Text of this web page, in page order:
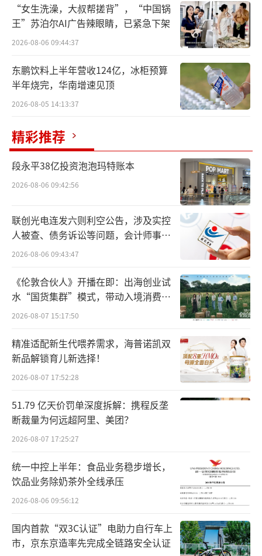
7月5日晚间，石药景峰披露公告称，公司
股票于7月2日、3日连续2个交易日收盘价格涨
幅偏离值累计达23.21%。公司表示，公司、控
股股东和实际控制人不存在关于公司应披露而
未披露的重大事项，也不存在处于筹划阶段的
重大事项。值得一提的是，公司的证券简称刚
刚于7月2日由“景峰医药”变更为“石药景
峰”。
据北京商报记者不完全统计，7月3日晚
间，科伦药业、迪哲医药、泽璟制药、艾力
斯、汇宇制药等多只医药股发布股价异动公
告。
交易行情显示，科伦药业在7月1日至3日连
续3个交易日收盘价格涨幅偏离值累计达到2
0%；迪哲医药、泽璟制药、艾力斯、汇宇制药
在7月1日至3日连续3个交易日收盘价格涨幅偏
离值累计达到30%，且均表示不存在应披露而
未披露的重大事项。
拉长时间线来看，科伦药业6月18日至7月3
日区间累计涨幅达到34.7%，并于7月3日触及
年内最高点48.08元/股；迪哲医药6月23日至7
月3日区间累计涨幅达到28.97%；泽璟制药的
股价在6月23日至7月3日迎来一波快速上涨，区
间累计涨幅达到62.08%，其中，于7月3日盘中
触及年内最高点146.02元/股。
此外，艾力斯6月12日至7月3日区间累计涨
幅达到63.19%，于7月2日盘中创下年内新高13
“女生洗澡，大叔帮搓背”，“中国锅
王”苏泊尔AI广告辣眼睛，已紧急下架
2026-08-06 09:44:37
东鹏饮料上半年营收124亿，冰柜预算
半年烧完，华南增速见顶
2026-08-05 14:13:37
精彩推荐
段永平38亿投资泡泡玛特账本
2026-08-06 09:42:56
联创光电连发六则利空公告，涉及实控
人被查、债务诉讼等问题，会计师事务
所曾出具“保留意见”
2026-08-06 09:43:47
《伦敦合伙人》开播在即：出海创业试
水“国货集群”模式，带动入境消费反
向种草
2026-08-07 15:17:50
精准适配新生代喂养需求，海普诺凯双
新品解锁育儿新选择！
2026-08-07 17:52:28
51.79 亿天价罚单深度拆解：携程反垄
断裁量为何远超阿里、美团？
2026-08-07 17:25:27
统一中控上半年：食品业务稳步增长，
饮品业务除奶茶外全线承压
2026-08-06 09:56:12
国内首款“双3C认证”电助力自行车上
市，京东京造率先完成全链路安全认证